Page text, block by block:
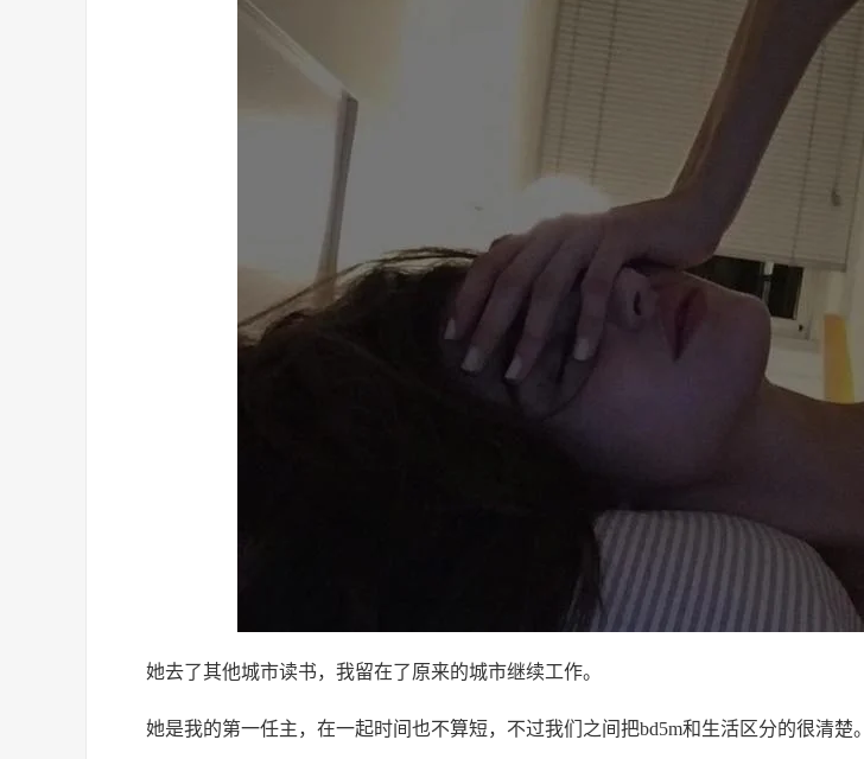
她去了其他城市读书，我留在了原来的城市继续工作。
她是我的第一任主，在一起时间也不算短，不过我们之间把bd5m和生活区分的很清楚。